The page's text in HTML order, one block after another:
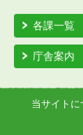
各課一覧
庁舎案内
当サイトに